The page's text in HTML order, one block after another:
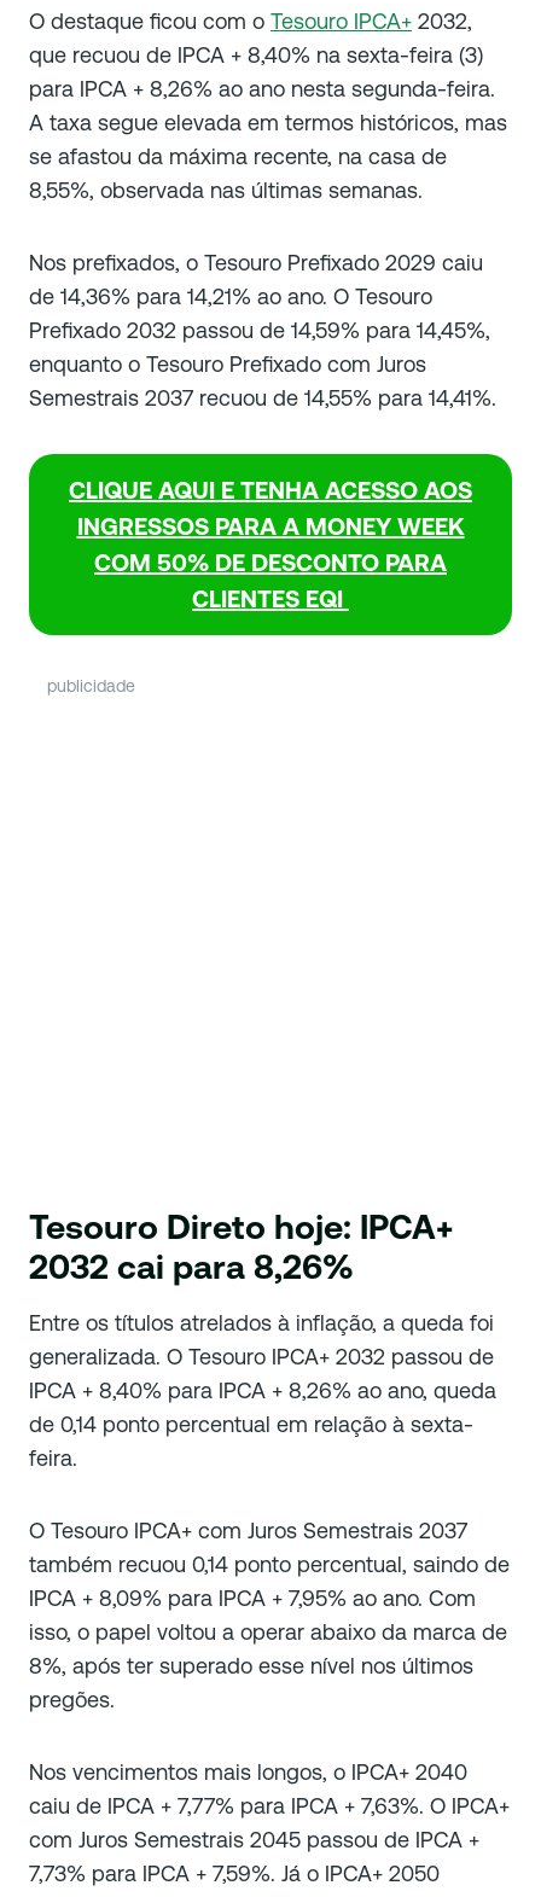
O destaque ficou com o Tesouro IPCA+ 2032,
que recuou de IPCA + 8,40% na sexta-feira (3)
para IPCA + 8,26% ao ano nesta segunda-feira.
A taxa segue elevada em termos históricos, mas
se afastou da máxima recente, na casa de
8,55%, observada nas últimas semanas.
Nos prefixados, o Tesouro Prefixado 2029 caiu
de 14,36% para 14,21% ao ano. O Tesouro
Prefixado 2032 passou de 14,59% para 14,45%,
enquanto o Tesouro Prefixado com Juros
Semestrais 2037 recuou de 14,55% para 14,41%.
CLIQUE AQUI E TENHA ACESSO AOS
INGRESSOS PARA A MONEY WEEK
COM 50% DE DESCONTO PARA
CLIENTES EQI
publicidade
Tesouro Direto hoje: IPCA+
2032 cai para 8,26%
Entre os títulos atrelados à inflação, a queda foi
generalizada. O Tesouro IPCA+ 2032 passou de
IPCA + 8,40% para IPCA + 8,26% ao ano, queda
de 0,14 ponto percentual em relação à sexta-
feira.
O Tesouro IPCA+ com Juros Semestrais 2037
também recuou 0,14 ponto percentual, saindo de
IPCA + 8,09% para IPCA + 7,95% ao ano. Com
isso, o papel voltou a operar abaixo da marca de
8%, após ter superado esse nível nos últimos
pregões.
Nos vencimentos mais longos, o IPCA+ 2040
caiu de IPCA + 7,77% para IPCA + 7,63%. O IPCA+
com Juros Semestrais 2045 passou de IPCA +
7,73% para IPCA + 7,59%. Já o IPCA+ 2050